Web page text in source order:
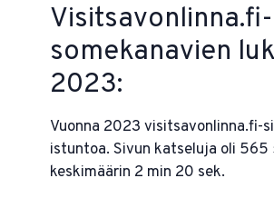
somekanavien
2023:
Vuonna 2023 visitsavonlinna.fi-
istuntoa. Sivun katseluja oli 565
keskimäärin 2 min 20 sek.